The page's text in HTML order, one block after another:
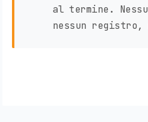
al termine.
nessun registro,